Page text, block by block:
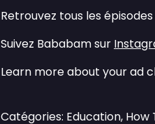
Retrouvez tous les
Suivez Bababam sur
Learn more about your ad
Catégories: Education, How